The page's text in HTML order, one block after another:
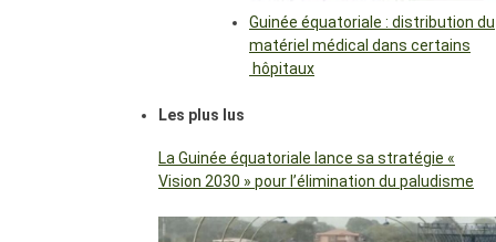
Guinée équatoriale : distribution du
matériel médical dans certains
hôpitaux
Les plus lus
La Guinée équatoriale lance sa stratégie «
Vision 2030 » pour l’élimination du paludisme